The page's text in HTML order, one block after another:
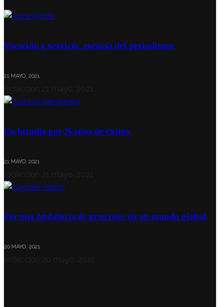
Vocación y servicio, esencia del periodismo
21 MAYO, 2021
Un brindis por 25 años de éxitos
21 MAYO, 2021
Por una Andalucía de progreso en un mundo global
20 MAYO, 2021